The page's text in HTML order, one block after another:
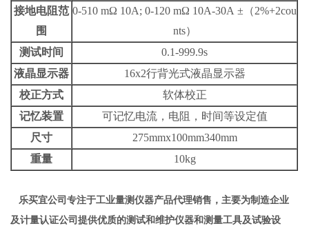
接地电阻范
围
0-510 mΩ 10A; 0-120 mΩ 10A-30A ±（2%+2cou
nts）
测试时间
0.1-999.9s
液晶显示器
16x2行背光式液晶显示器
校正方式
软体校正
记忆装置
可记忆电流，电阻，时间等设定值
尺寸
275mmx100mm340mm
重量
10kg
乐买宜公司专注于工业量测仪器产品代理销售，主要为制造企业
及计量认证公司提供优质的测试和维护仪器和测量工具及试验设